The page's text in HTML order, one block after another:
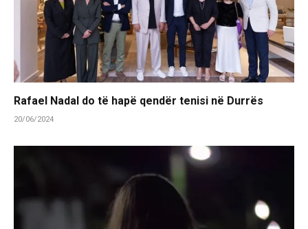
Rafael Nadal do të hapë qendër tenisi në Durrës
20/06/2024